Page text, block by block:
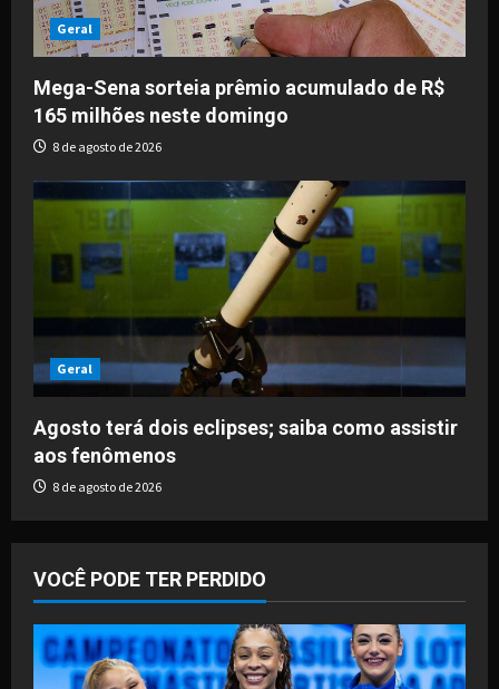
Geral
Mega-Sena sorteia prêmio acumulado de R$
165 milhões neste domingo
8 de agosto de 2026
Geral
Agosto terá dois eclipses; saiba como assistir
aos fenômenos
8 de agosto de 2026
VOCÊ PODE TER PERDIDO